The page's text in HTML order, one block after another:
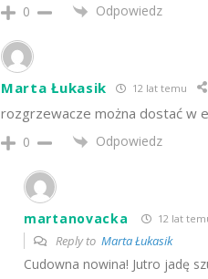
0 Odpowiedz
Marta Łukasik 12 lat temu
rozgrzewacze można dostać w
0 Odpowiedz
martanovacka 12 lat
Reply to Marta Łukasik
Cudowna nowina! Jutro jadę